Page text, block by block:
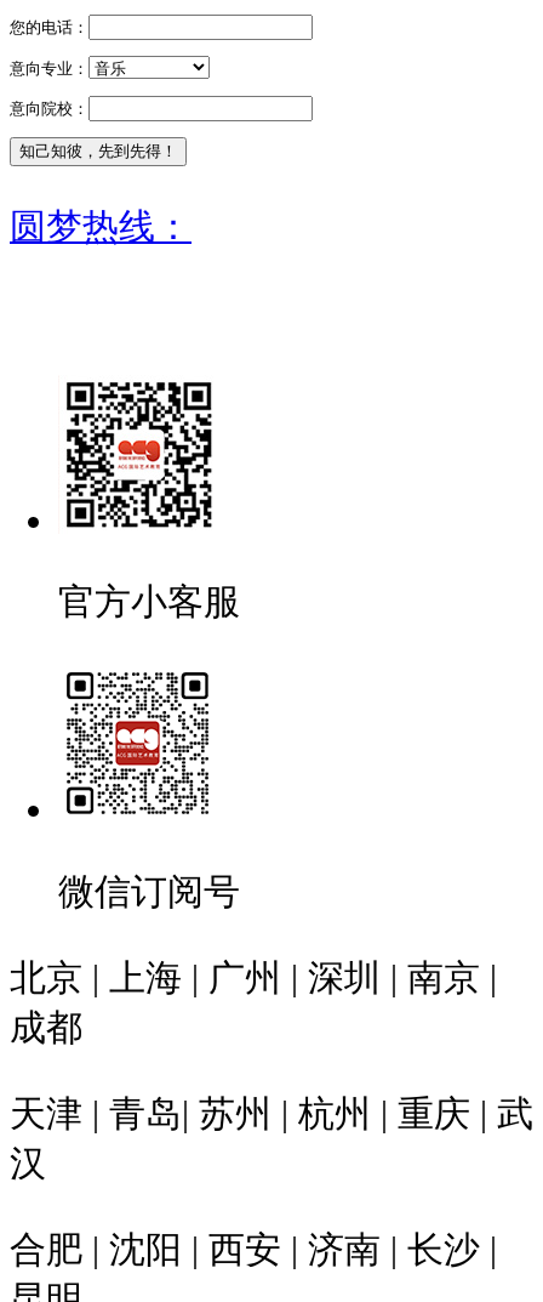
您的电话：
意向专业：
意向院校：
圆梦热线：
官方小客服
微信订阅号
北京 | 上海 | 广州 | 深圳 | 南京 |
成都
天津 | 青岛| 苏州 | 杭州 | 重庆 | 武
汉
合肥 | 沈阳 | 西安 | 济南 | 长沙 |